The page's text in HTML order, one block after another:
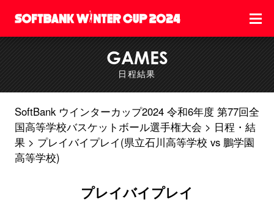
GAMES
日程結果
SoftBank ウインターカップ2024 令和6年度 第77回全
国高等学校バスケットボール選手権大会
日程・結
果
プレイバイプレイ(県立石川高等学校 vs 鵬学園
高等学校)
プレイバイプレイ